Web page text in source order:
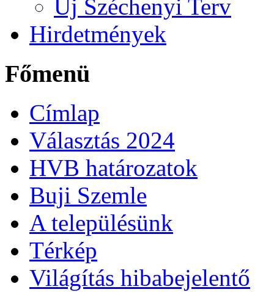
Új Széchenyi Terv
Hirdetmények
Főmenü
Címlap
Választás 2024
HVB határozatok
Buji Szemle
A településünk
Térkép
Világítás hibabejelentő